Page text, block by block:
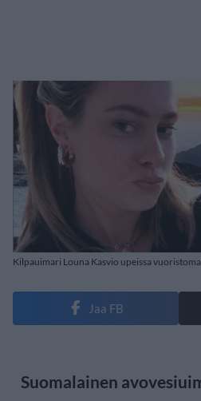
Kilpauimari Louna Kasvio upeissa
Jaa FB
Suomalainen